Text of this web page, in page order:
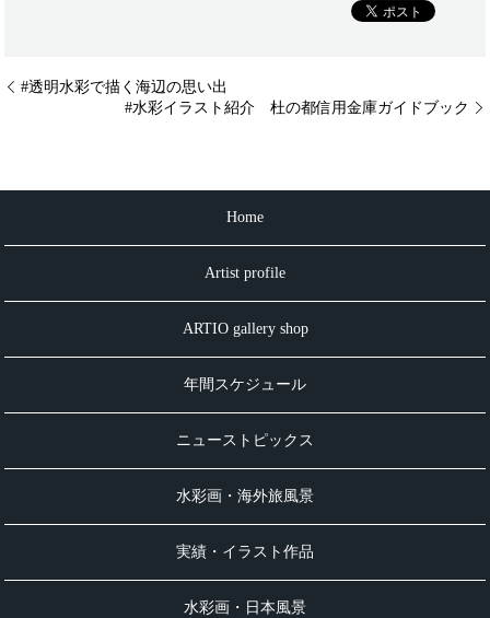
#透明水彩で描く海辺の思い出
#水彩イラスト紹介 杜の都信用金庫ガイドブック
Home
Artist profile
ARTIO gallery shop
年間スケジュール
ニューストピックス
水彩画・海外旅風景
実績・イラスト作品
水彩画・日本風景